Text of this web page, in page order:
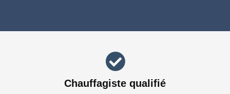
Chauffagiste qualifié